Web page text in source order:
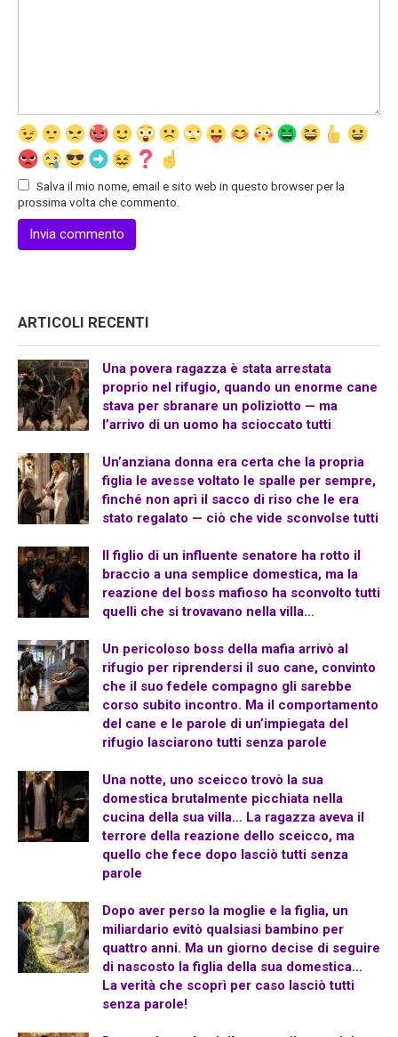
Salva il mio nome, email e sito web in questo browser per la
prossima volta che commento.
ARTICOLI RECENTI
Una povera ragazza è stata arrestata
proprio nel rifugio, quando un enorme cane
stava per sbranare un poliziotto — ma
l’arrivo di un uomo ha scioccato tutti
Un’anziana donna era certa che la propria
figlia le avesse voltato le spalle per sempre,
finché non aprì il sacco di riso che le era
stato regalato — ciò che vide sconvolse tutti
Il figlio di un influente senatore ha rotto il
braccio a una semplice domestica, ma la
reazione del boss mafioso ha sconvolto tutti
quelli che si trovavano nella villa…
Un pericoloso boss della mafia arrivò al
rifugio per riprendersi il suo cane, convinto
che il suo fedele compagno gli sarebbe
corso subito incontro. Ma il comportamento
del cane e le parole di un’impiegata del
rifugio lasciarono tutti senza parole
Una notte, uno sceicco trovò la sua
domestica brutalmente picchiata nella
cucina della sua villa… La ragazza aveva il
terrore della reazione dello sceicco, ma
quello che fece dopo lasciò tutti senza
parole
Dopo aver perso la moglie e la figlia, un
miliardario evitò qualsiasi bambino per
quattro anni. Ma un giorno decise di seguire
di nascosto la figlia della sua domestica…
La verità che scoprì per caso lasciò tutti
senza parole!